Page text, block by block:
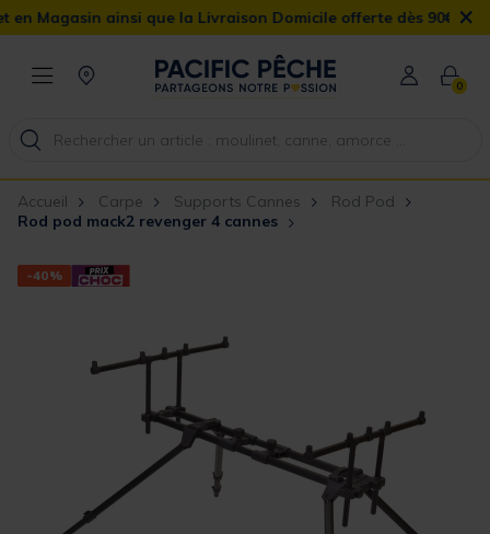
ainsi que la Livraison Domicile offerte dès 90€ ×
0
Accueil Carpe Supports Cannes
Rod Pod
Rod pod mack2 revenger 4 cannes
-40%